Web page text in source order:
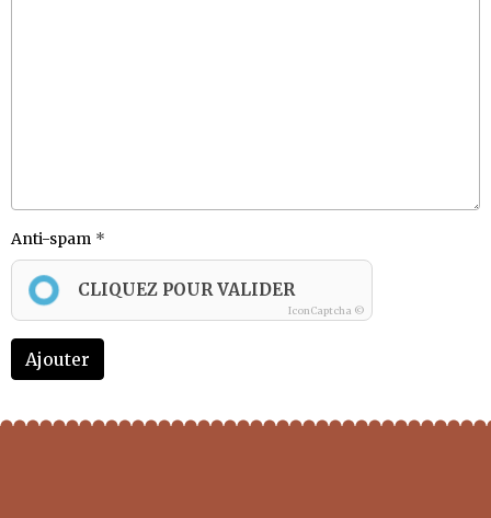
Anti-spam
CLIQUEZ POUR VALIDER
IconCaptcha ©
Ajouter